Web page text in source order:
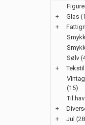
+
Glas
+
Sølv
+
Tekstil
(15)
Til
+
+
Jul